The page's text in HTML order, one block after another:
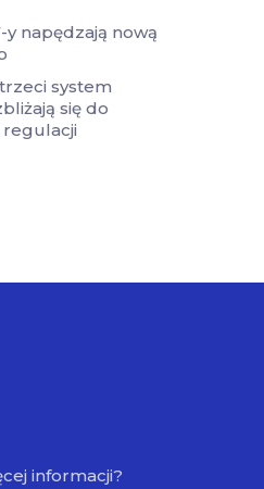
y napędzają nową
system
się do
informacji?